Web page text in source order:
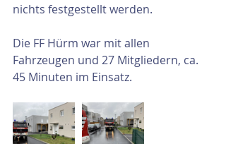
nichts festgestellt werden.
Die FF Hürm war mit allen
Fahrzeugen und 27 Mitgliedern, ca.
45 Minuten im Einsatz.